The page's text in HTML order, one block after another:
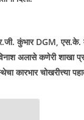
कुंभार DGM, एस.के.
अलासे कणेरी शाखा
कारभार चोखरीत्त्या